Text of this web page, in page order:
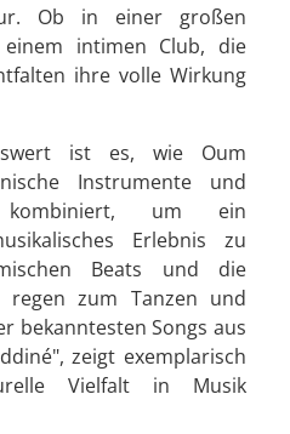
Ob in einer großen
intimen Club, die
ihre volle Wirkung
ist es, wie Oum
Instrumente und
kombiniert, um ein
Erlebnis zu
Beats und die
regen zum Tanzen und
bekanntesten Songs aus
zeigt exemplarisch
Vielfalt in Musik